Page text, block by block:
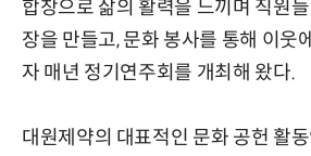
합창으로 삶의 활력을 느끼며 직원
장을 만들고, 문화 봉사를 통해 이웃
자 매년 정기연주회를 개최해 왔다.
대원제약의 대표적인 문화 공헌 활